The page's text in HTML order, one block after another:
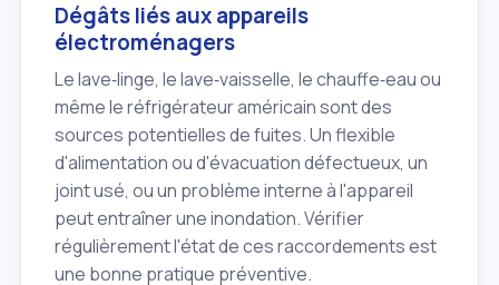
Dégâts liés aux appareils
électroménagers
Le lave‑linge, le lave‑vaisselle, le chauffe‑eau ou
même le réfrigérateur américain sont des
sources potentielles de fuites. Un flexible
d'alimentation ou d'évacuation défectueux, un
joint usé, ou un problème interne à l'appareil
peut entraîner une inondation. Vérifier
régulièrement l'état de ces raccordements est
une bonne pratique préventive.